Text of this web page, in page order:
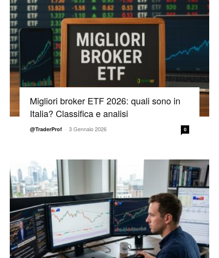
Migliori broker ETF 2026: quali sono in
Italia? Classifica e analisi
@TraderProf - 3 Gennaio 2026 0